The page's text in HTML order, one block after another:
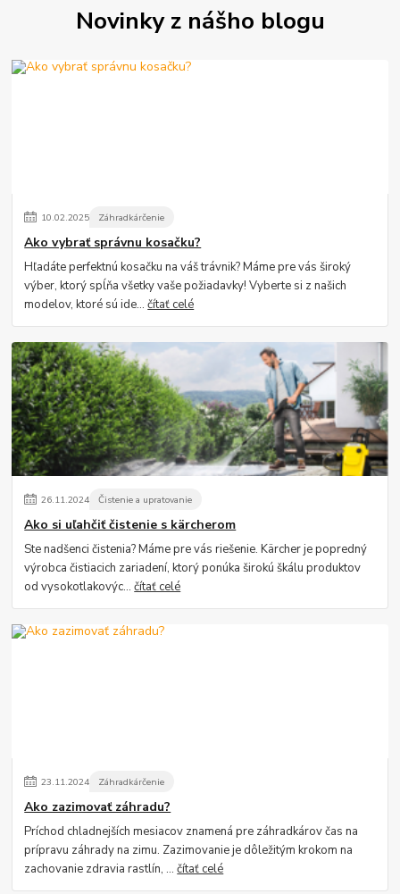
Novinky z nášho blogu
10.02.2025 Záhradkárčenie
Ako vybrať správnu kosačku?
Hľadáte perfektnú kosačku na váš trávnik? Máme pre vás široký
výber, ktorý spĺňa všetky vaše požiadavky! Vyberte si z našich
modelov, ktoré sú ide...čítať celé
26.11.2024 Čistenie a upratovanie
Ako si uľahčiť čistenie s kärcherom
Ste nadšenci čistenia? Máme pre vás riešenie. Kärcher je popredný
výrobca čistiacich zariadení, ktorý ponúka širokú škálu produktov
od vysokotlakovýc...čítať celé
23.11.2024 Záhradkárčenie
Ako zazimovať záhradu?
Príchod chladnejších mesiacov znamená pre záhradkárov čas na
prípravu záhrady na zimu. Zazimovanie je dôležitým krokom na
zachovanie zdravia rastlín, ...čítať celé